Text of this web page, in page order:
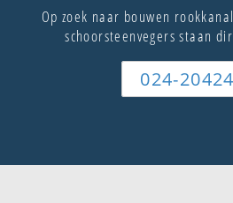
Op zoek naar bouwen
schoorsteenvegers staan
024-